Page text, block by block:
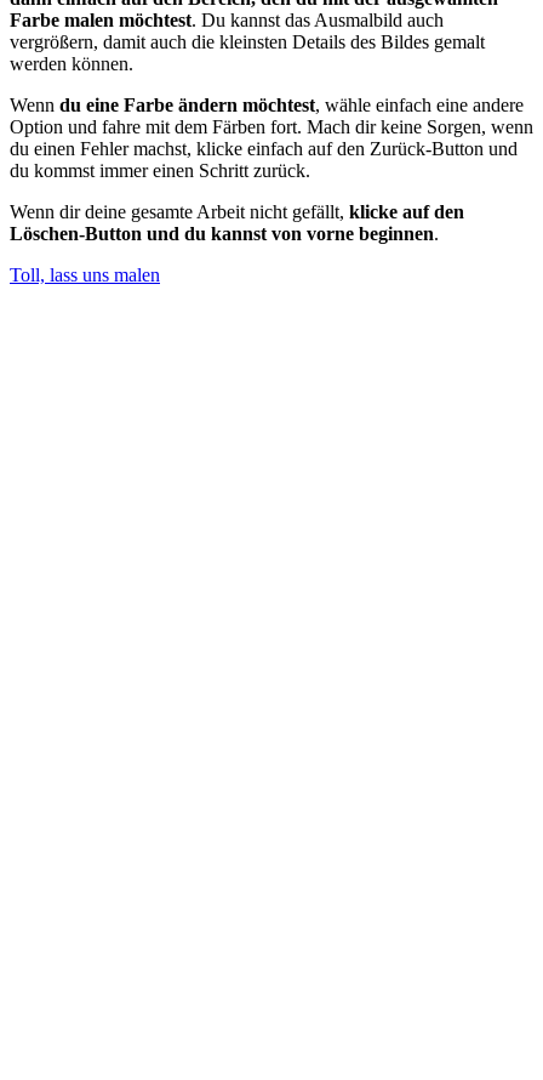
Farbe malen möchtest. Du kannst das Ausmalbild auch
vergrößern, damit auch die kleinsten Details des Bildes gemalt
werden können.
Wenn du eine Farbe ändern möchtest, wähle einfach eine andere
Option und fahre mit dem Färben fort. Mach dir keine Sorgen, wenn
du einen Fehler machst, klicke einfach auf den Zurück-Button und
du kommst immer einen Schritt zurück.
Wenn dir deine gesamte Arbeit nicht gefällt, klicke auf den
Löschen-Button und du kannst von vorne beginnen.
Toll, lass uns malen